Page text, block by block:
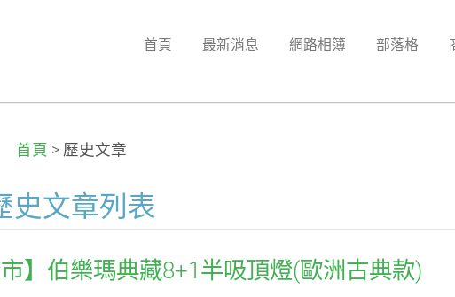
首頁 最新消息 網路相簿 部落格
首頁 > 歷史文章
史文章列表
】伯樂瑪典藏8+1半吸頂燈(歐洲古典款)